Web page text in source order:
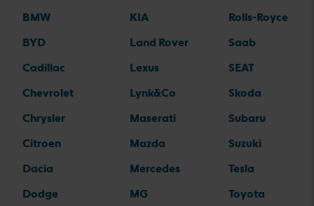
BMW
BYD
Cadillac
Chevrolet
Chrysler
Citroen
Dacia
Dodge
KIA
Land Rover
Lexus
Lynk&Co
Maserati
Mazda
Mercedes
MG
Rolls-Royce
Saab
SEAT
Skoda
Subaru
Suzuki
Tesla
Toyota